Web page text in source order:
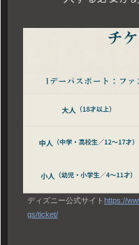
ディズニー公式サイト https://
gs/ticket/